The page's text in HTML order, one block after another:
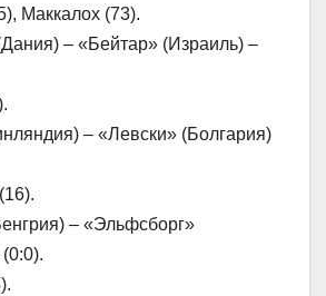
Маккалох (73).
– «Бейтар» (Израиль) –
– «Левски» (Болгария)
– «Эльфсборг»